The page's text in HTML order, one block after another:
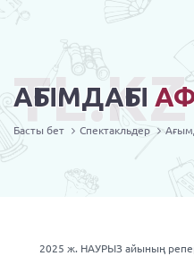
АҒЫМДАҒЫ
TL.KZ
Басты бет Спектакльдер
2025 ж. НАУРЫЗ айының